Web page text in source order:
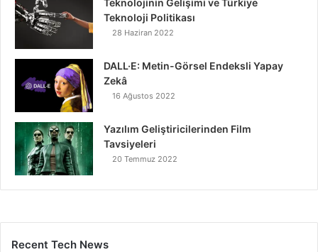
Teknoloji Politikası
28 Haziran 2022
DALL·E: Metin-Görsel Endeksli Yapay
Zekâ
16 Ağustos 2022
Yazılım Geliştiricilerinden Film
Tavsiyeleri
20 Temmuz 2022
Recent Tech News